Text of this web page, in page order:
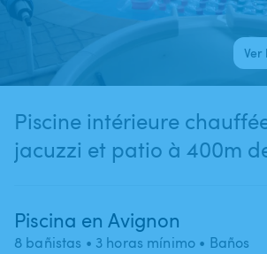
Ver
Piscine intérieure
jacuzzi et patio à 400m
Piscina en Avignon
8 bañistas • 3 horas mínimo • Baños